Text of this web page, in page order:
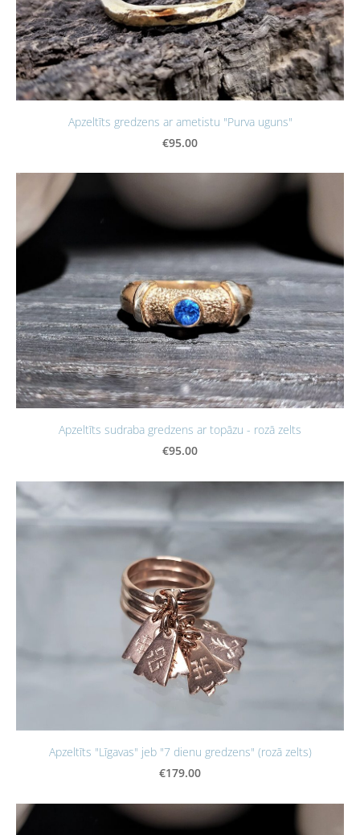
Apzeltīts gredzens ar ametistu "Purva uguns"
€95.00
Apzeltīts sudraba gredzens ar topāzu - rozā zelts
€95.00
Apzeltīts "Līgavas" jeb "7 dienu gredzens" (rozā zelts)
€179.00